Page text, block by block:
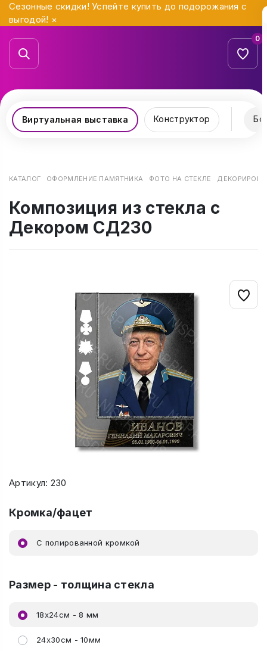
Сезонные скидки! Успейте купить до подорожания с
выгодой! ×
0
Виртуальная выставка Конструктор
КАТАЛОГ ОФОРМЛЕНИЕ ПАМЯТНИКА ФОТО НА СТЕКЛЕ
Композиция из стекла с
Декором СД230
Артикул: 230
Кромка/фацет
C полированной кромкой
Размер - толщина стекла
18х24см - 8 мм
24х30см - 10мм